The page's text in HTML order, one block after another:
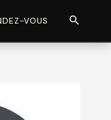
VOUS